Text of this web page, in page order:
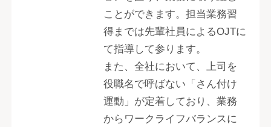
ことができます。担当業務習
得までは先輩社員によるOJTに
て指導して参ります。
また、全社において、上司を
役職名で呼ばない「さん付け
運動」が定着しており、業務
からワークライフバランスに